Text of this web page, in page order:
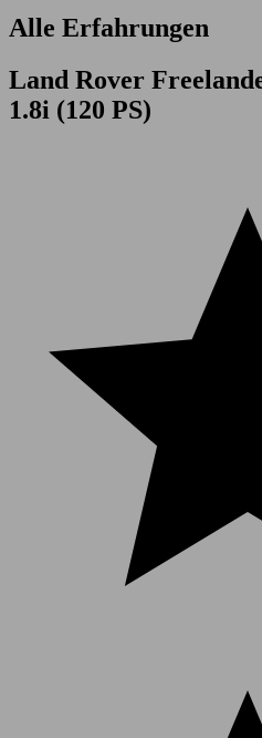
Alle Erfahrungen
Land Rover
1.8i (120 PS)